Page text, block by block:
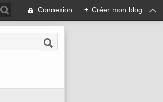
Connexion + Créer mon blog